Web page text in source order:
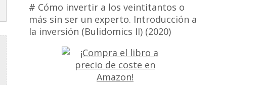
# Cómo invertir a los veintitantos o
más sin ser un experto. Introducción a
la inversión (Bulidomics II) (2020)